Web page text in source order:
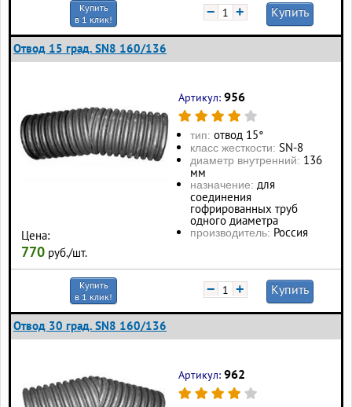
Купить
в 1 клик!
− + Купить
Отвод 15 град. SN8 160/136
Цена:
770 руб./шт.
Артикул: 956
тип: отвод 15°
класс жесткости: SN-8
диаметр внутренний: 136
мм
назначение: для
соединения
гофрированных труб
одного диаметра
производитель: Россия
Купить
в 1 клик!
− + Купить
Отвод 30 град. SN8 160/136
Артикул: 962